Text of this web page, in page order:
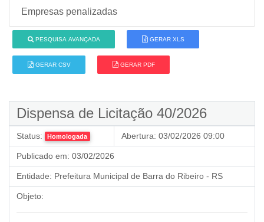
Empresas penalizadas
PESQUISA AVANÇADA GERAR XLS
GERAR CSV GERAR PDF
Dispensa de Licitação 40/2026
Status: Homologada Abertura: 03/02/2026 09:00
Publicado em: 03/02/2026
Entidade: Prefeitura Municipal de Barra do Ribeiro - RS
Objeto: